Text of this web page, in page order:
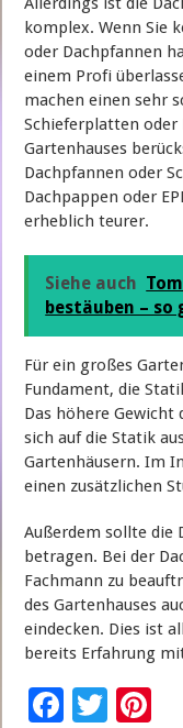
komplex. Wenn Sie
oder Dachpfannen
einem Profi
machen einen sehr
Schieferplatten oder
Gartenhauses
Dachpfannen oder
Dachpappen oder
erheblich teurer.
Siehe auch
bestäuben – so
Für ein großes
Fundament, die
Das höhere
sich auf die Statik
Gartenhäusern. Im
einen zusätzlichen
Außerdem sollte die
betragen. Bei der
Fachmann zu
des Gartenhauses
eindecken. Dies ist
bereits Erfahrung
F
T